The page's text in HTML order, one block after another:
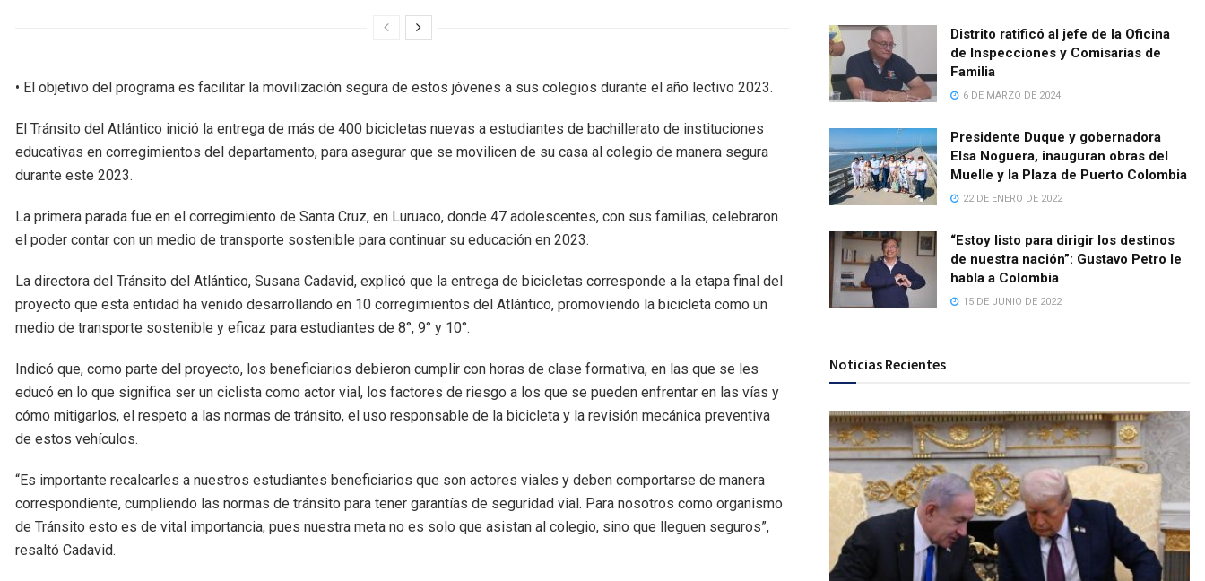
• El objetivo del programa es facilitar la movilización segura de estos jóvenes a sus colegios durante el año lectivo 2023.
El Tránsito del Atlántico inició la entrega de más de 400 bicicletas nuevas a estudiantes de bachillerato de instituciones
educativas en corregimientos del departamento, para asegurar que se movilicen de su casa al colegio de manera segura
durante este 2023.
La primera parada fue en el corregimiento de Santa Cruz, en Luruaco, donde 47 adolescentes, con sus familias, celebraron
el poder contar con un medio de transporte sostenible para continuar su educación en 2023.
La directora del Tránsito del Atlántico, Susana Cadavid, explicó que la entrega de bicicletas corresponde a la etapa final del
proyecto que esta entidad ha venido desarrollando en 10 corregimientos del Atlántico, promoviendo la bicicleta como un
medio de transporte sostenible y eficaz para estudiantes de 8°, 9° y 10°.
Indicó que, como parte del proyecto, los beneficiarios debieron cumplir con horas de clase formativa, en las que se les
educó en lo que significa ser un ciclista como actor vial, los factores de riesgo a los que se pueden enfrentar en las vías y
cómo mitigarlos, el respeto a las normas de tránsito, el uso responsable de la bicicleta y la revisión mecánica preventiva
de estos vehículos.
“Es importante recalcarles a nuestros estudiantes beneficiarios que son actores viales y deben comportarse de manera
correspondiente, cumpliendo las normas de tránsito para tener garantías de seguridad vial. Para nosotros como organismo
de Tránsito esto es de vital importancia, pues nuestra meta no es solo que asistan al colegio, sino que lleguen seguros”,
resaltó Cadavid.
Distrito ratificó al jefe de la Oficina
de Inspecciones y Comisarías de
Familia
6 DE MARZO DE 2024
Presidente Duque y gobernadora
Elsa Noguera, inauguran obras del
Muelle y la Plaza de Puerto Colombia
22 DE ENERO DE 2022
“Estoy listo para dirigir los destinos
de nuestra nación”: Gustavo Petro le
habla a Colombia
15 DE JUNIO DE 2022
Noticias Recientes